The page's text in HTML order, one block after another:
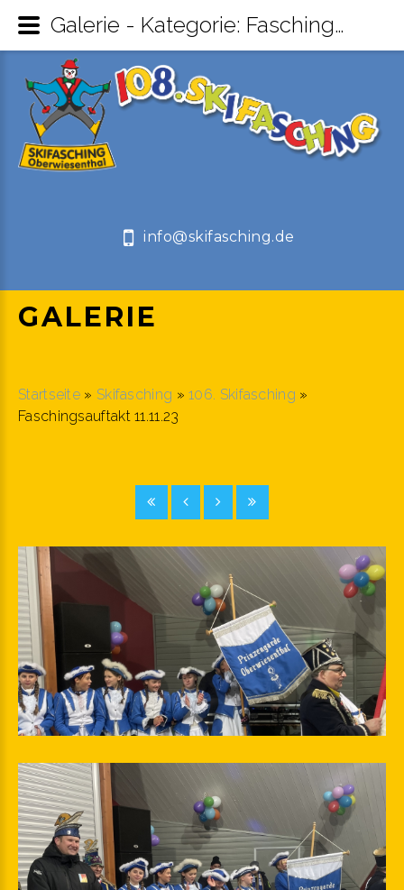
info@skifasching.de
GALERIE
Startseite » Skifasching »106. Skifasching »
Faschingsauftakt 11.11.23
Galerie - Kategorie: Faschingsauftakt 11.11.23 - Skifasching Oberwiesenthal